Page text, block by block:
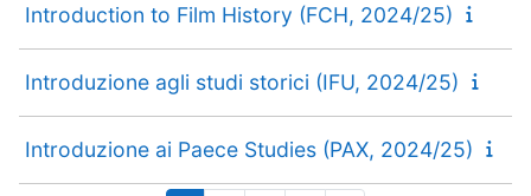
Introduction to Film History (FCH, 2024/25)
Introduzione agli studi storici (IFU, 2024/25)
Introduzione ai Paece Studies (PAX, 2024/25)